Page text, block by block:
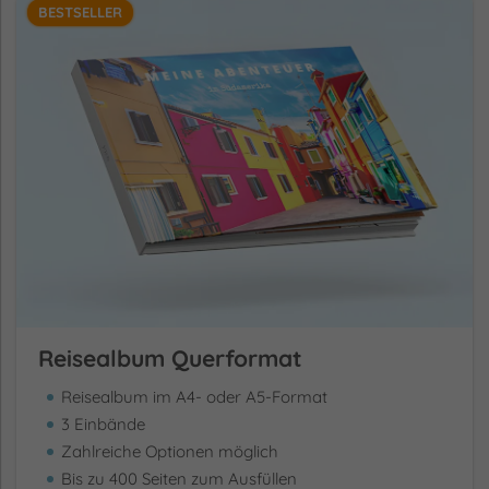
BESTSELLER
Reisealbum Querformat
Reisealbum im A4- oder A5-Format
3 Einbände
Zahlreiche Optionen möglich
Bis zu 400 Seiten zum Ausfüllen